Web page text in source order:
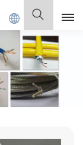
Español